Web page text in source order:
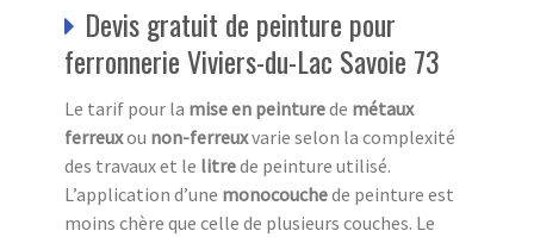
Devis gratuit de peinture pour
ferronnerie Viviers-du-Lac Savoie 73
Le tarif pour la mise en peinturede métaux
ferreuxou non-ferreuxvarie selon la complexité
des travaux et le litrede peinture utilisé.
L’application d’une monocouchede peinture est
moins chère que celle de plusieurs couches. Le